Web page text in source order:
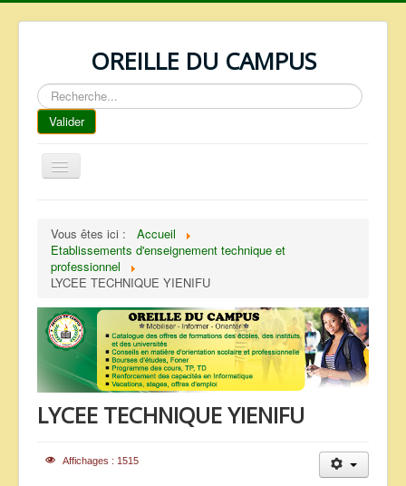
OREILLE DU CAMPUS
Rechercher
Valider
Basculer
la
REPERTOIRE
QUI SOMMES NOUS ?
NOS SERVICES
FAQ
CONTACTS
TELECHARGEMENTS
ANNONCES
Vous êtes ici :
Accueil
Etablissements d'enseignement technique et
professionnel
LYCEE TECHNIQUE YIENIFU
LYCEE TECHNIQUE YIENIFU
Affichages : 1515